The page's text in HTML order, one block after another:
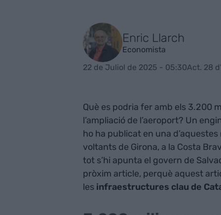
Enric Llarch
Economista
22 de Juliol de 2025 - 05:30Act. 28
Què es podria fer amb els 3.200
l’ampliació de l’aeroport? Un
ho ha publicat en una
voltants de Girona, a la Costa
tot s’hi apunta el govern de
pròxim article, perquè aquest
les infraestructures clau de